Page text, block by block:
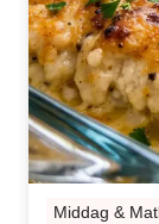
Middag &